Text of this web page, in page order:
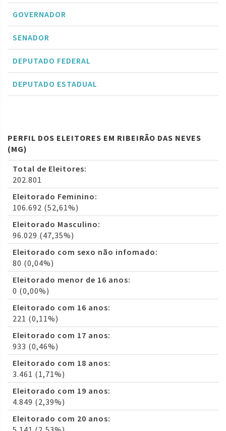
GOVERNADOR
SENADOR
DEPUTADO FEDERAL
DEPUTADO ESTADUAL
PERFIL DOS ELEITORES EM RIBEIRÃO DAS NEVES
(MG)
Total de Eleitores:
202.801
Eleitorado Feminino:
106.692 (52,61%)
Eleitorado Masculino:
96.029 (47,35%)
Eleitorado com sexo não infomado:
80 (0,04%)
Eleitorado menor de 16 anos:
0 (0,00%)
Eleitorado com 16 anos:
221 (0,11%)
Eleitorado com 17 anos:
933 (0,46%)
Eleitorado com 18 anos:
3.461 (1,71%)
Eleitorado com 19 anos:
4.849 (2,39%)
Eleitorado com 20 anos: